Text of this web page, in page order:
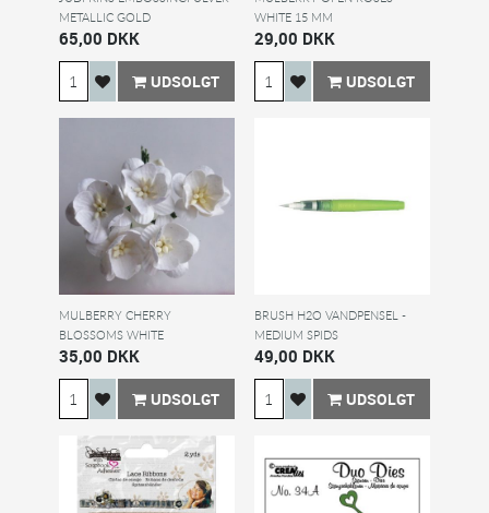
METALLIC GOLD
65,00 DKK
UDSOLGT
WHITE 15 MM
29,00 DKK
UDSOLGT
MULBERRY CHERRY
BLOSSOMS WHITE
35,00 DKK
UDSOLGT
BRUSH H2O VANDPENSEL -
MEDIUM SPIDS
49,00 DKK
UDSOLGT